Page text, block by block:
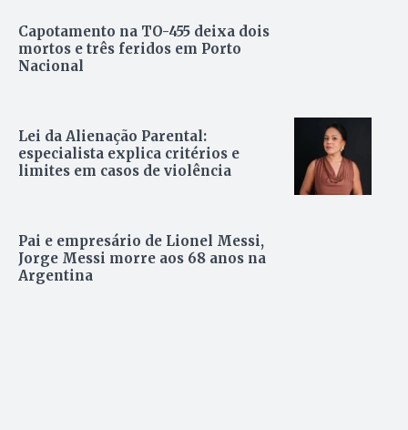
Capotamento na TO-455 deixa dois
mortos e três feridos em Porto
Nacional
Lei da Alienação Parental:
especialista explica critérios e
limites em casos de violência
Pai e empresário de Lionel Messi,
Jorge Messi morre aos 68 anos na
Argentina